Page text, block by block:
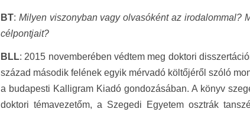
BT: Milyen viszonyban vagy olvasóként az irodalommal?
célpontjait?
BLL: 2015 novemberében védtem meg doktori
század második felének egyik mérvadó költőjéről szóló
a budapesti Kalligram Kiadó gondozásában. A könyv
doktori témavezetőm, a Szegedi Egyetem osztrák